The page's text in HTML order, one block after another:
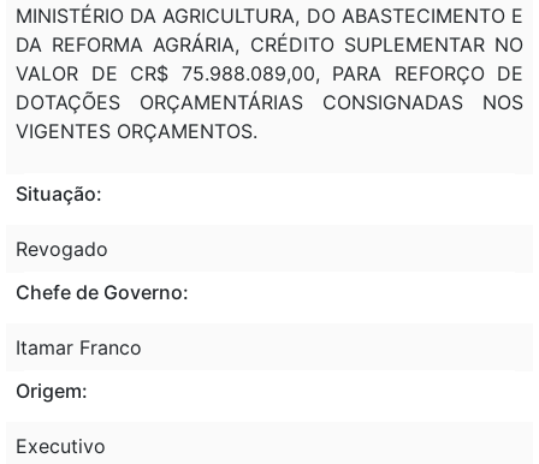
MINISTÉRIO DA AGRICULTURA, DO ABASTECIMENTO E
DA REFORMA AGRÁRIA, CRÉDITO SUPLEMENTAR NO
VALOR DE CR$ 75.988.089,00, PARA REFORÇO DE
DOTAÇÕES ORÇAMENTÁRIAS CONSIGNADAS NOS
VIGENTES ORÇAMENTOS.
Situação:
Revogado
Chefe de Governo:
Itamar Franco
Origem:
Executivo